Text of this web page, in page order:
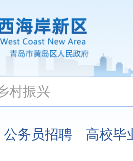
公务员招聘 高校毕